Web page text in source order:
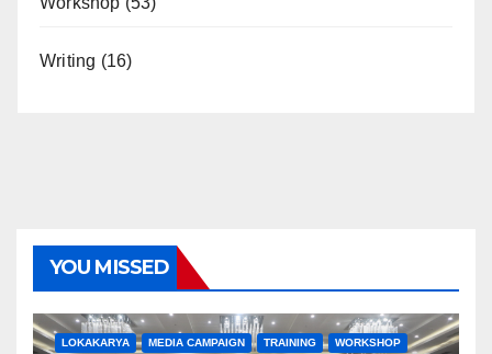
Writing (16)
YOU MISSED
LOKAKARYA MEDIA CAMPAIGN TRAINING WORKSHOP